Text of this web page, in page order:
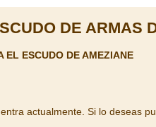
DE ARMAS
EL ESCUDO DE AMEZIANE
actualmente. Si lo deseas